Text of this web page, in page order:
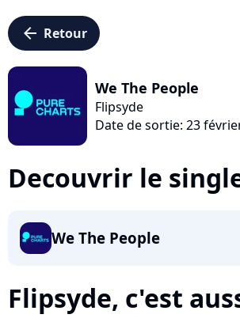
arrow_left Retour
We The People
Flipsyde
Date de sortie: 23
Decouvrir le
We The People
Flipsyde, c'est